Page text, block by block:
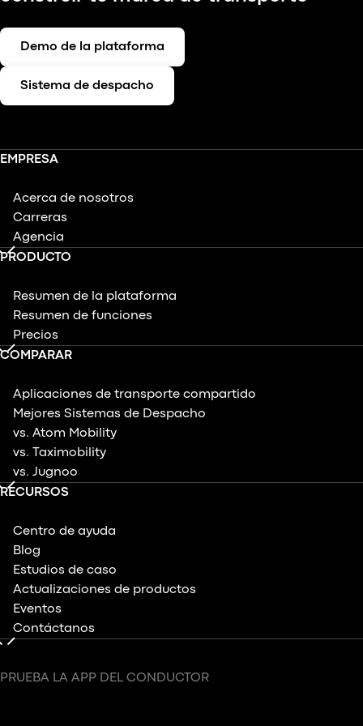
Demo de la plataforma
Sistema de despacho
EMPRESA
Acerca de nosotros
Carreras
Agencia
PRODUCTO
Resumen de la plataforma
Resumen de funciones
Precios
COMPARAR
Aplicaciones de transporte compartido
Mejores Sistemas de Despacho
vs. Atom Mobility
vs. Taximobility
vs. Jugnoo
RECURSOS
Centro de ayuda
Blog
Estudios de caso
Actualizaciones de productos
Eventos
Contáctanos
PRUEBA LA APP DEL CONDUCTOR